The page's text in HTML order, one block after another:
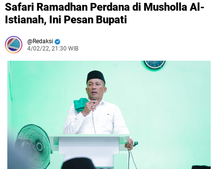
Safari Ramadhan Perdana di Musholla Al-
Istianah, Ini Pesan Bupati
Redaksi
4/02/22, 21:30 WIB